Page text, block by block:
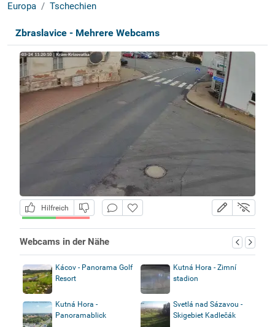
Europa Tschechien
Zbraslavice - Mehrere Webcams
Hilfreich
Webcams in der Nähe
Kácov - Panorama Golf
Resort
Kutná Hora - Zimní
stadion
Kutná Hora -
Panoramablick
Svetlá nad Sázavou -
Skigebiet Kadlečák